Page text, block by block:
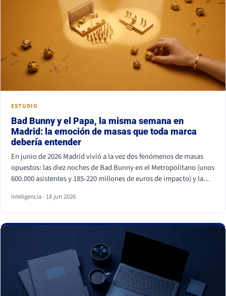
ESTUDIO
Bad Bunny y el Papa, la misma semana en
Madrid: la emoción de masas que toda marca
debería entender
En junio de 2026 Madrid vivió a la vez dos fenómenos de masas
opuestos: las diez noches de Bad Bunny en el Metropolitano (unos
600.000 asistentes y 185-220 millones de euros de impacto) y la
Bernabéu llenos. Superficies distintas, mismo motor: necesidades
humanas profundas (pertenencia, identidad, comunidad y
trascendencia). Para una marca, los dos enseñan lo mismo: la
emoción a escala no se fabrica, se entiende y se respeta, y entrar
en esos momentos sin criterio sale caro.
Inteligencia · 18 jun 2026